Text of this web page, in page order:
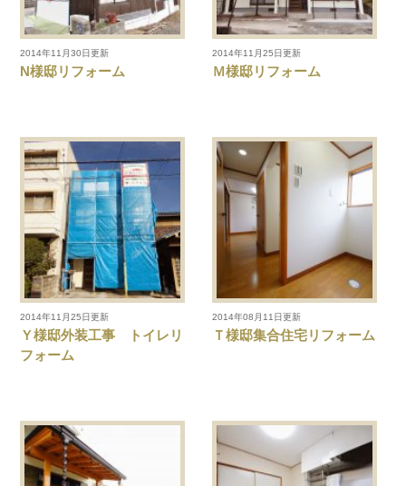
2014年11月30日更新
N様邸リフォーム
2014年11月25日更新
Ｍ様邸リフォーム
2014年11月25日更新
Ｙ様邸外装工事 トイレリ
フォーム
2014年08月11日更新
Ｔ様邸集合住宅リフォーム